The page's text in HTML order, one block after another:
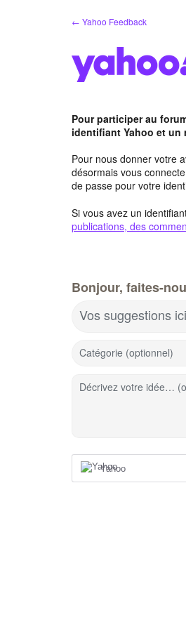
← Yahoo Feedback
Pour participer au
identifiant Yahoo et un
Pour nous donner votre
désormais vous
de passe pour votre
Si vous avez un
publications, des
Bonjour, faites-
Vos suggestions
Catégorie (optionnel)
Décrivez votre idée…
Yahoo